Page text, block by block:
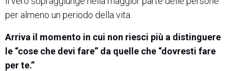
per almeno un periodo della vita.
Arriva il momento in cui non riesci più a distinguere
le “cose che devi fare” da quelle che “dovresti fare
per te.”